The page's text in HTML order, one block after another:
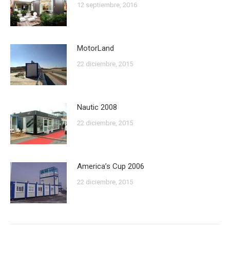
12 septiembre, 2016
MotorLand
22 diciembre, 2015
Nautic 2008
22 diciembre, 2015
America’s Cup 2006
22 diciembre, 2015